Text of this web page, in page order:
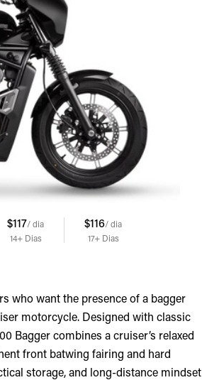
$117/ dia
14+ Dias
$116/ dia
17+ Dias
who want the presence of a bagger
motorcycle. Designed with classic
Bagger combines a cruiser’s relaxed
front batwing fairing and hard
storage, and long-distance mindset